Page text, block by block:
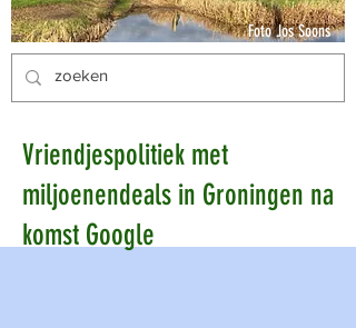
Foto Jos Soons
Vriendjespolitiek met
miljoenendeals in Groningen na
komst Google